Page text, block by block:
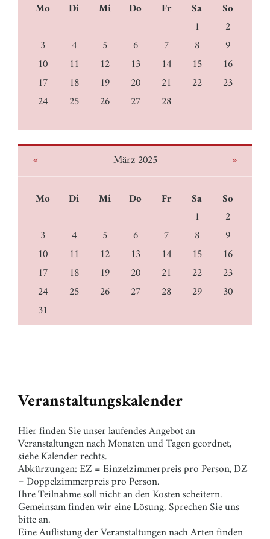
Veranstaltungskalender
Hier finden Sie unser laufendes Angebot an
Veranstaltungen nach Monaten und Tagen geordnet,
siehe Kalender rechts.
Abkürzungen: EZ = Einzelzimmerpreis pro Person, DZ
= Doppelzimmerpreis pro Person.
Ihre Teilnahme soll nicht an den Kosten scheitern.
Gemeinsam finden wir eine Lösung. Sprechen Sie uns
bitte an.
Eine Auflistung der Veranstaltungen nach Arten finden
Mo Di Mi Do Fr Sa
So
1
2
3 4 5 6 7 8 9
10 11 12 13 14 15 16
17 18 19 20 21 22 23
24 25 26 27 28
« März 2025 »
Mo Di Mi Do Fr Sa
So
1
2
3 4 5 6 7 8 9
10 11 12 13 14 15 16
17 18 19 20 21 22 23
24 25 26 27 28 29 30
31